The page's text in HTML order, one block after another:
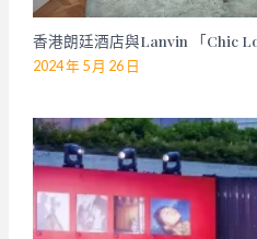
香港朗廷酒店與Lanvin 「Chic
2024 年 5 月 26 日